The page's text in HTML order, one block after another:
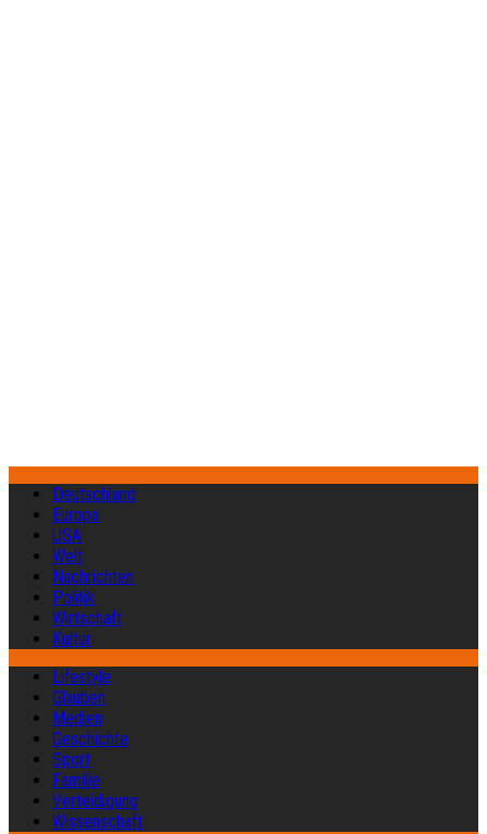
Deutschland
Europa
USA
Welt
Nachrichten
Politik
Wirtschaft
Kultur
Lifestyle
Glauben
Medien
Geschichte
Sport
Familie
Verteidigung
Wissenschaft